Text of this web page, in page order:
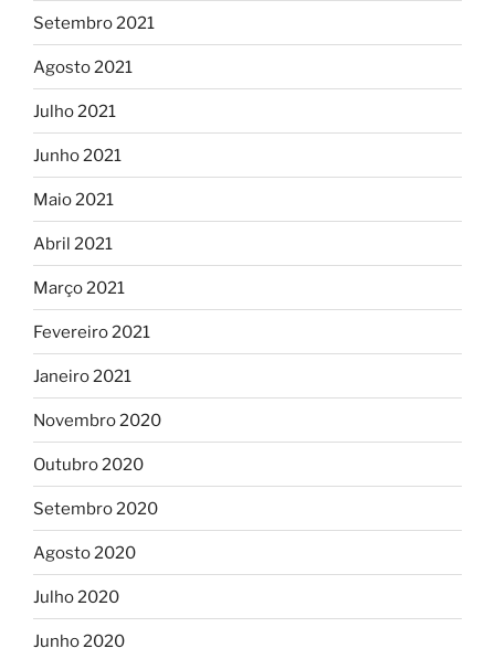
Setembro 2021
Agosto 2021
Julho 2021
Junho 2021
Maio 2021
Abril 2021
Março 2021
Fevereiro 2021
Janeiro 2021
Novembro 2020
Outubro 2020
Setembro 2020
Agosto 2020
Julho 2020
Junho 2020